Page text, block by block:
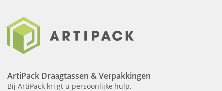
ArtiPack Draagtassen & Verpakkingen
Bij ArtiPack krijgt u persoonlijke hulp.